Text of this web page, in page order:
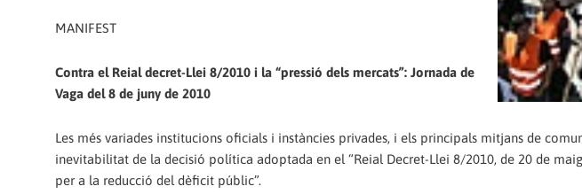
MANIFEST
Contra el Reial decret-Llei 8/2010 i la “pressió dels mercats”: Jornada de
Vaga del 8 de juny de 2010
Les més variades institucions oficials i instàncies privades, i els principals mitjans de
inevitabilitat de la decisió política adoptada en el “Reial Decret-Llei 8/2010, de 20 de
per a la reducció del dèficit públic”.